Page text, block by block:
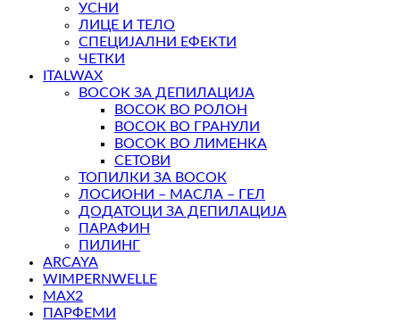
УСНИ
ЛИЦЕ И ТЕЛО
СПЕЦИЈАЛНИ ЕФЕКТИ
ЧЕТКИ
ITALWAX
ВОСОК ЗА ДЕПИЛАЦИЈА
ВОСОК ВО РОЛОН
ВОСОК ВО ГРАНУЛИ
ВОСОК ВО ЛИМЕНКА
СЕТОВИ
ТОПИЛКИ ЗА ВОСОК
ЛОСИОНИ – МАСЛА – ГЕЛ
ДОДАТОЦИ ЗА ДЕПИЛАЦИЈА
ПАРАФИН
ПИЛИНГ
ARCAYA
WIMPERNWELLE
MAX2
ПАРФЕМИ